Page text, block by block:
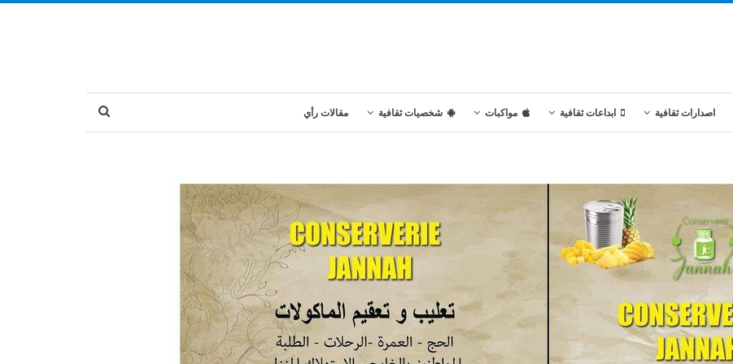
اصدارات ثقافية ابداعات ثقافية مواكبات شخصيات ثقافية مقالات رأي